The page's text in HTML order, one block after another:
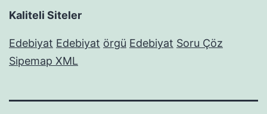
Kaliteli Siteler
Edebiyat Edebiyat örgü Edebiyat Soru Çöz
Sipemap XML